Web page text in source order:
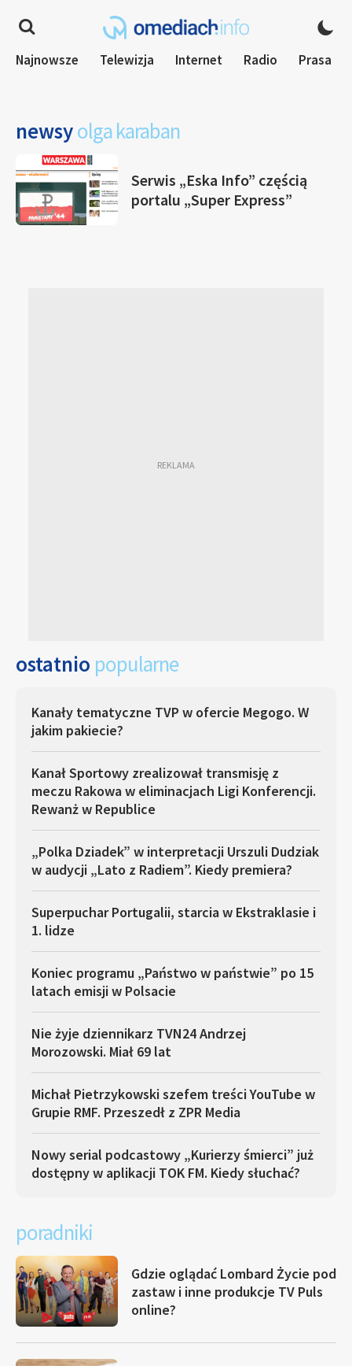
Najnowsze Telewizja Internet Radio Prasa
newsyolga karaban
Serwis „Eska Info” częścią
portalu „Super Express”
ostatnio popularne
Kanały tematyczne TVP w ofercie Megogo. W
jakim pakiecie?
Kanał Sportowy zrealizował transmisję z
meczu Rakowa w eliminacjach Ligi Konferencji.
Rewanż w Republice
„Polka Dziadek” w interpretacji Urszuli Dudziak
w audycji „Lato z Radiem”. Kiedy premiera?
Superpuchar Portugalii, starcia w Ekstraklasie i
1. lidze
Koniec programu „Państwo w państwie” po 15
latach emisji w Polsacie
Nie żyje dziennikarz TVN24 Andrzej
Morozowski. Miał 69 lat
Michał Pietrzykowski szefem treści YouTube w
Grupie RMF. Przeszedł z ZPR Media
Nowy serial podcastowy „Kurierzy śmierci” już
dostępny w aplikacji TOK FM. Kiedy słuchać?
poradniki
Gdzie oglądać Lombard Życie pod
zastaw i inne produkcje TV Puls
online?